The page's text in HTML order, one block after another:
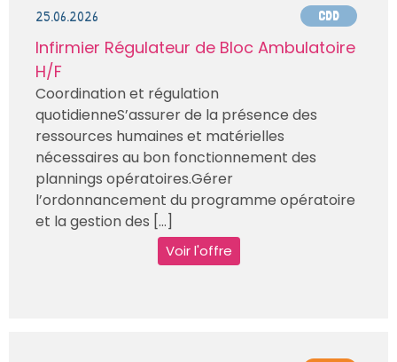
25.06.2026 CDD
Infirmier Régulateur de Bloc Ambulatoire
H/F
Coordination et régulation
quotidienneS’assurer de la présence des
ressources humaines et matérielles
nécessaires au bon fonctionnement des
plannings opératoires.Gérer
l’ordonnancement du programme opératoire
et la gestion des [...]
Voir l'offre